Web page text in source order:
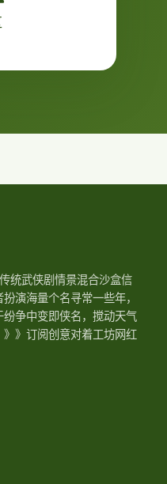
统武侠剧情景混合沙盒信
演海量个名寻常一些年，
争中变即侠名，搅动天气
》订阅创意对着工坊网红